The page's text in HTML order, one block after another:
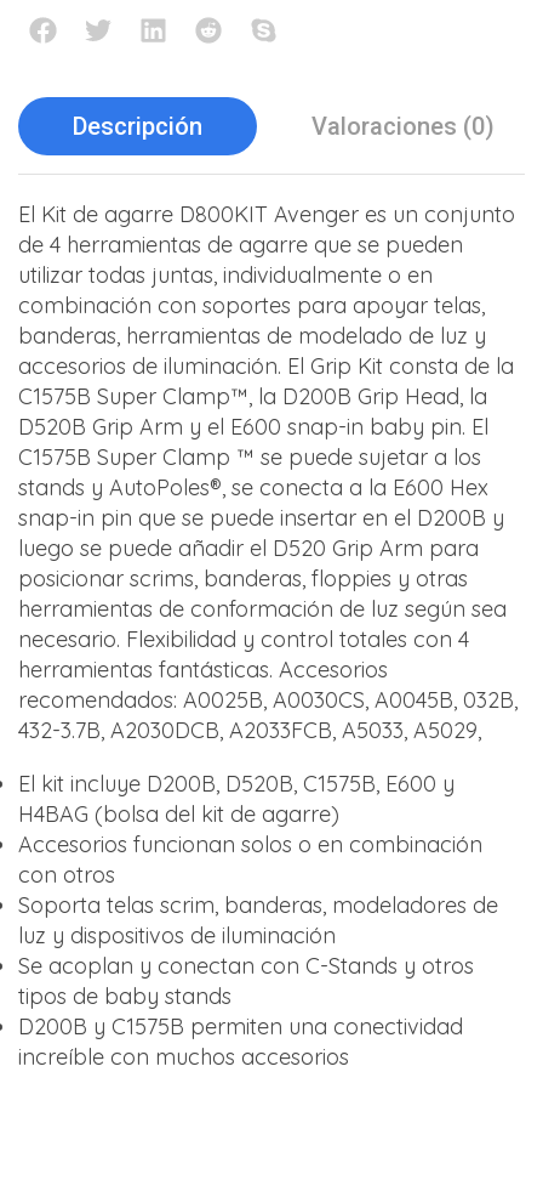
Descripción Valoraciones (0)
El Kit de agarre D800KIT Avenger es un conjunto
de 4 herramientas de agarre que se pueden
utilizar todas juntas, individualmente o en
combinación con soportes para apoyar telas,
banderas, herramientas de modelado de luz y
accesorios de iluminación. El Grip Kit consta de la
C1575B Super Clamp™, la D200B Grip Head, la
D520B Grip Arm y el E600 snap-in baby pin. El
C1575B Super Clamp ™ se puede sujetar a los
stands y AutoPoles®, se conecta a la E600 Hex
snap-in pin que se puede insertar en el D200B y
luego se puede añadir el D520 Grip Arm para
posicionar scrims, banderas, floppies y otras
herramientas de conformación de luz según sea
necesario. Flexibilidad y control totales con 4
herramientas fantásticas. Accesorios
recomendados: A0025B, A0030CS, A0045B, 032B,
432-3.7B, A2030DCB, A2033FCB, A5033, A5029,
El kit incluye D200B, D520B, C1575B, E600 y
H4BAG (bolsa del kit de agarre)
Accesorios funcionan solos o en combinación
con otros
Soporta telas scrim, banderas, modeladores de
luz y dispositivos de iluminación
Se acoplan y conectan con C-Stands y otros
tipos de baby stands
D200B y C1575B permiten una conectividad
increíble con muchos accesorios